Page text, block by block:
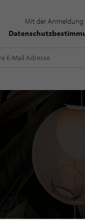
Mit der Anmeldung